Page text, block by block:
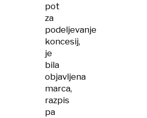
pot
za
podeljevanje
koncesij,
je
bila
objavljena
marca,
razpis
pa